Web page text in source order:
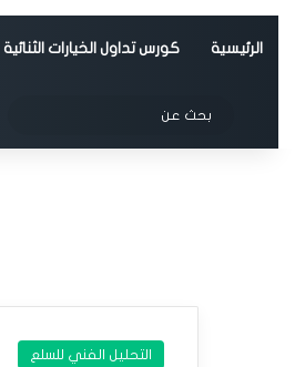
الرئيسية كورس تداول الخيارات الثنائية
الوضع المظلم
عن
التحليل الفني للسلع